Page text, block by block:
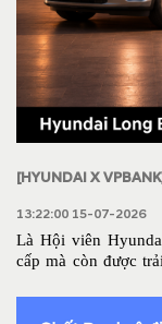
[HYUNDAI X
HÀNG HYUNDAI
13:22:00 15-07-2026
Là Hội viên
cấp mà còn được
đặc quyền phong